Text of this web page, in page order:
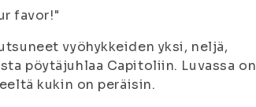
favor!"
vyöhykkeiden yksi, neljä,
pöytäjuhlaa Capitoliin. Luvassa on
kukin on peräisin.